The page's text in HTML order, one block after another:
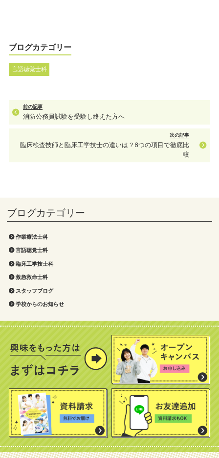
作業療法士科
言語聴覚士科
臨床工学技士科
救急救命士科
スタッフブログ
学校からのお知らせ
ブログカテゴリー
言語聴覚士科
前の記事
消防公務員試験を受験し終えた方へ
次の記事
臨床検査技師と臨床工学技士の違いは？6つの項目で徹底比
較